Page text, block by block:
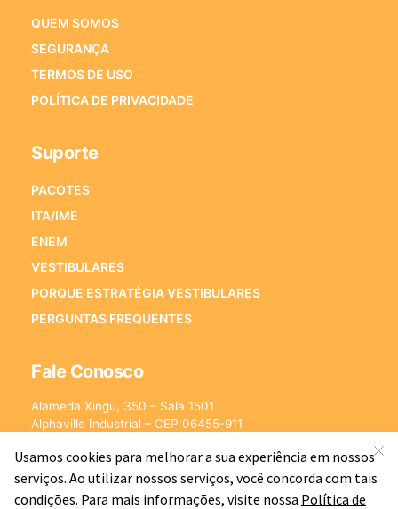
QUEM SOMOS
SEGURANÇA
TERMOS DE USO
POLÍTICA DE PRIVACIDADE
Suporte
PACOTES
ITA/IME
ENEM
VESTIBULARES
PORQUE ESTRATÉGIA VESTIBULARES
PERGUNTAS FREQUENTES
Fale Conosco
Alameda Xingu, 350 – Sala 1501
Alphaville Industrial – CEP 06455-911
E-mail:[email protected]